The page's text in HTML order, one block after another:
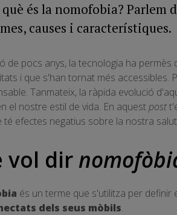
què és la nomofobia?
causes i característiques.
de pocs anys, la tecnologia ha
i que s'han tornat més accessibles.
Tanmateix, la ràpida evolució
el nostre estil de vida. En aquestpost
té efectes negatius sobre la nostra
vol dir
és un terme que s'utilitza per definir
dels seus mòbils.